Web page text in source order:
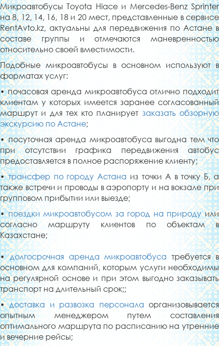
Микроавтобусы Toyota Hiace и Mercedes-Benz Sprinter
на 8, 12, 14, 16, 18 и 20 мест, представленные в сервисе
RentAvto.kz, актуальны для передвижения по Астане в
составе группы и отмечаются маневренностью
относительно своей вместимости.
Подобные микроавтобусы в основном используют в
форматах услуг:
• почасовая аренда микроавтобуса отлично подходит
клиентам у которых имеется заранее согласованный
маршрут и для тех кто планирует заказать обзорную
экскурсию по Астане;
• посуточная аренда микроавтобуса выгодна тем что
при отсутствии графика передвижения автобус
предоставляется в полное распоряжение клиенту;
•трансфер по городу Астана из точки А в точку Б, а
также встречи и проводы в аэропорту и на вокзале при
групповом прибытии или выезде;
•поездки микроавтобусом за город на природуили
согласно маршруту клиентов по объектам в
Казахстане;
•долгосрочная аренда микроавтобуса требуется в
основном для компаний, которым услуги необходимы
на регулярной основе и при этом выгодно заказывать
транспорт на длительный срок;;
•доставка и развозка персонала организовывается
опытным менеджером путем составления
оптимального маршрута по расписанию на утренние
и вечерние рейсы;